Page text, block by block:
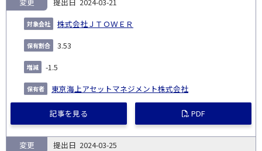
株式会社ＪＴＯＷＥＲ
3.53
-1.5
東京海上アセットマネジメント株式会社
記事を見る PDF
2024-03-25
変更